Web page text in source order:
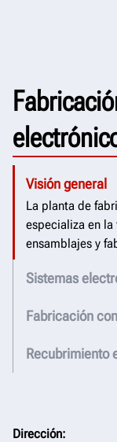
Visión general
La planta de
especializa en
ensamblajes y
Sistemas
Fabricación
Recubrimiento
Dirección: